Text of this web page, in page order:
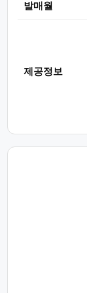
발매월
제공정보